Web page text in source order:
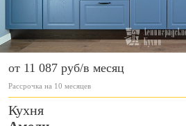
от 11 087 руб/в месяц
Рассрочка на 10 месяцев
Кухня